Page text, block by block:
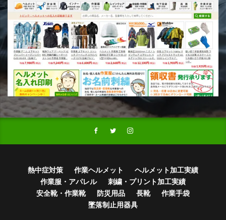
熱中症対策 作業ヘルメット
ヘルメット加工実績
作業服・アパレル
刺繍・プリント加工実績
安全靴・作業靴
防災用品 長靴
作業手袋
墜落制止用器具